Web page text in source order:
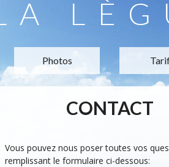
Photos
CONTACT
Vous pouvez nous poser toutes vos
remplissant le formulaire ci-dessous: